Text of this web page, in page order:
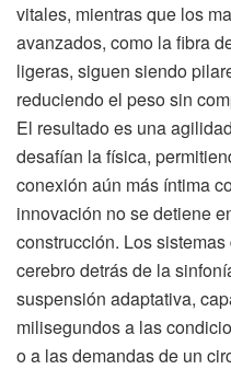
vitales, mientras que los
avanzados, como la fibra
ligeras, siguen siendo
reduciendo el peso sin
El resultado es una
desafían la física,
conexión aún más íntima
innovación no se detiene
construcción. Los
cerebro detrás de la
suspensión adaptativa,
milisegundos a las
o a las demandas de un